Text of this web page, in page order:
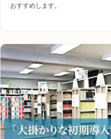
おすすめします。